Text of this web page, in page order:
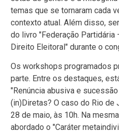
temas que se tornaram cada
contexto atual. Além disso,
do livro "Federação Partidária
Direito Eleitoral" durante o
Os workshops programados
parte. Entre os destaques,
"Renúncia abusiva e
(in)Diretas? O caso do Rio de
28 de maio, às 10h. Na
abordado o "Caráter